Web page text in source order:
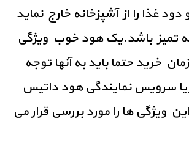
دود غذا را از آشپزخانه خارج نماید
تمیز باشد.یک هود خوب ویژگی
خرید حتما باید به آنها توجه
سرویس نمایندگی هود داتیس
ویژگی ها را مورد بررسی قرار می